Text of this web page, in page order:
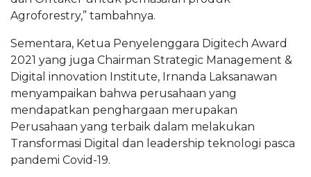
Agroforestry,” tambahnya.
Sementara, Ketua Penyelenggara Digitech Award
2021 yang juga Chairman Strategic Management &
Digital innovation Institute, Irnanda Laksanawan
menyampaikan bahwa perusahaan yang
mendapatkan penghargaan merupakan
Perusahaan yang terbaik dalam melakukan
Transformasi Digital dan leadership teknologi pasca
pandemi Covid-19.